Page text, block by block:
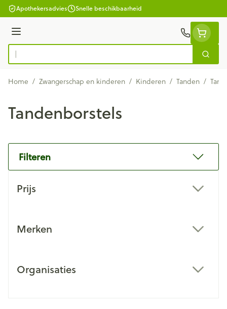
Ga naar de inhoud
Apothekersadvies Snelle beschikbaarheid
Menu
Product, merk, categorie...
Zoek
Home / Zwangerschap en kinderen / Kinderen / Tanden /
Tandenborstels
Filteren
Prijs
Merken
Organisaties